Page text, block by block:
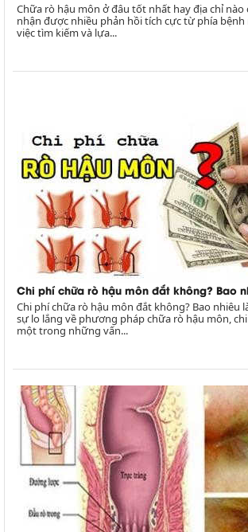
Chữa rò hậu môn ở đâu tốt nhất hay địa chỉ nào
nhận được nhiều phản hồi tích cực từ phía bệnh
việc tìm kiếm và lựa...
Chi phí chữa rò hậu môn đắt không? Bao
Chi phí chữa rò hậu môn đắt không? Bao nhiêu
sự lo lắng về phương pháp chữa rò hậu môn,
một trong những vấn...